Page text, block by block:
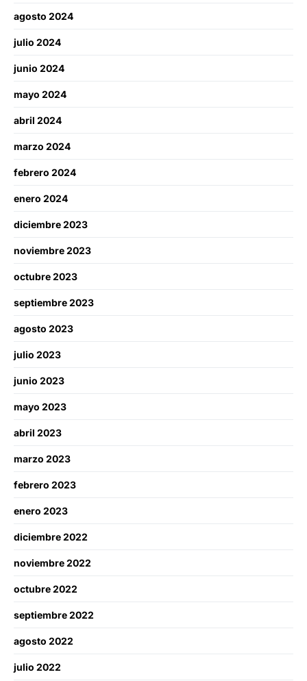
agosto 2024
julio 2024
junio 2024
mayo 2024
abril 2024
marzo 2024
febrero 2024
enero 2024
diciembre 2023
noviembre 2023
octubre 2023
septiembre 2023
agosto 2023
julio 2023
junio 2023
mayo 2023
abril 2023
marzo 2023
febrero 2023
enero 2023
diciembre 2022
noviembre 2022
octubre 2022
septiembre 2022
agosto 2022
julio 2022